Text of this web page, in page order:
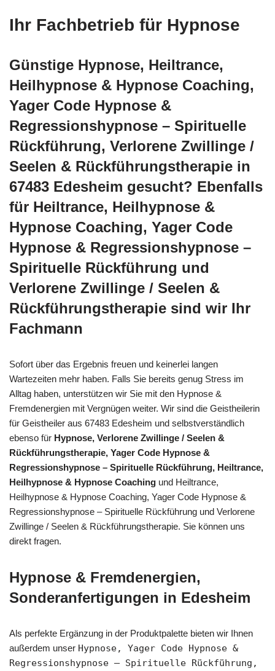
Ihr Fachbetrieb für Hypnose
Günstige Hypnose, Heiltrance,
Heilhypnose & Hypnose Coaching,
Yager Code Hypnose &
Regressionshypnose – Spirituelle
Rückführung, Verlorene Zwillinge /
Seelen & Rückführungstherapie in
67483 Edesheim gesucht? Ebenfalls
für Heiltrance, Heilhypnose &
Hypnose Coaching, Yager Code
Hypnose & Regressionshypnose –
Spirituelle Rückführung und
Verlorene Zwillinge / Seelen &
Rückführungstherapie sind wir Ihr
Fachmann
Sofort über das Ergebnis freuen und keinerlei langen
Wartezeiten mehr haben. Falls Sie bereits genug Stress im
Alltag haben, unterstützen wir Sie mit den Hypnose &
Fremdenergien mit Vergnügen weiter. Wir sind die Geistheilerin
für Geistheiler aus 67483 Edesheim und selbstverständlich
ebenso für Hypnose, Verlorene Zwillinge / Seelen &
Rückführungstherapie, Yager Code Hypnose &
Regressionshypnose – Spirituelle Rückführung, Heiltrance,
Heilhypnose & Hypnose Coaching und Heiltrance,
Heilhypnose & Hypnose Coaching, Yager Code Hypnose &
Regressionshypnose – Spirituelle Rückführung und Verlorene
Zwillinge / Seelen & Rückführungstherapie. Sie können uns
direkt fragen.
Hypnose & Fremdenergien,
Sonderanfertigungen in Edesheim
Als perfekte Ergänzung in der Produktpalette bieten wir Ihnen
außerdem unser Hypnose, Yager Code Hypnose &
Regressionshypnose – Spirituelle Rückführung,